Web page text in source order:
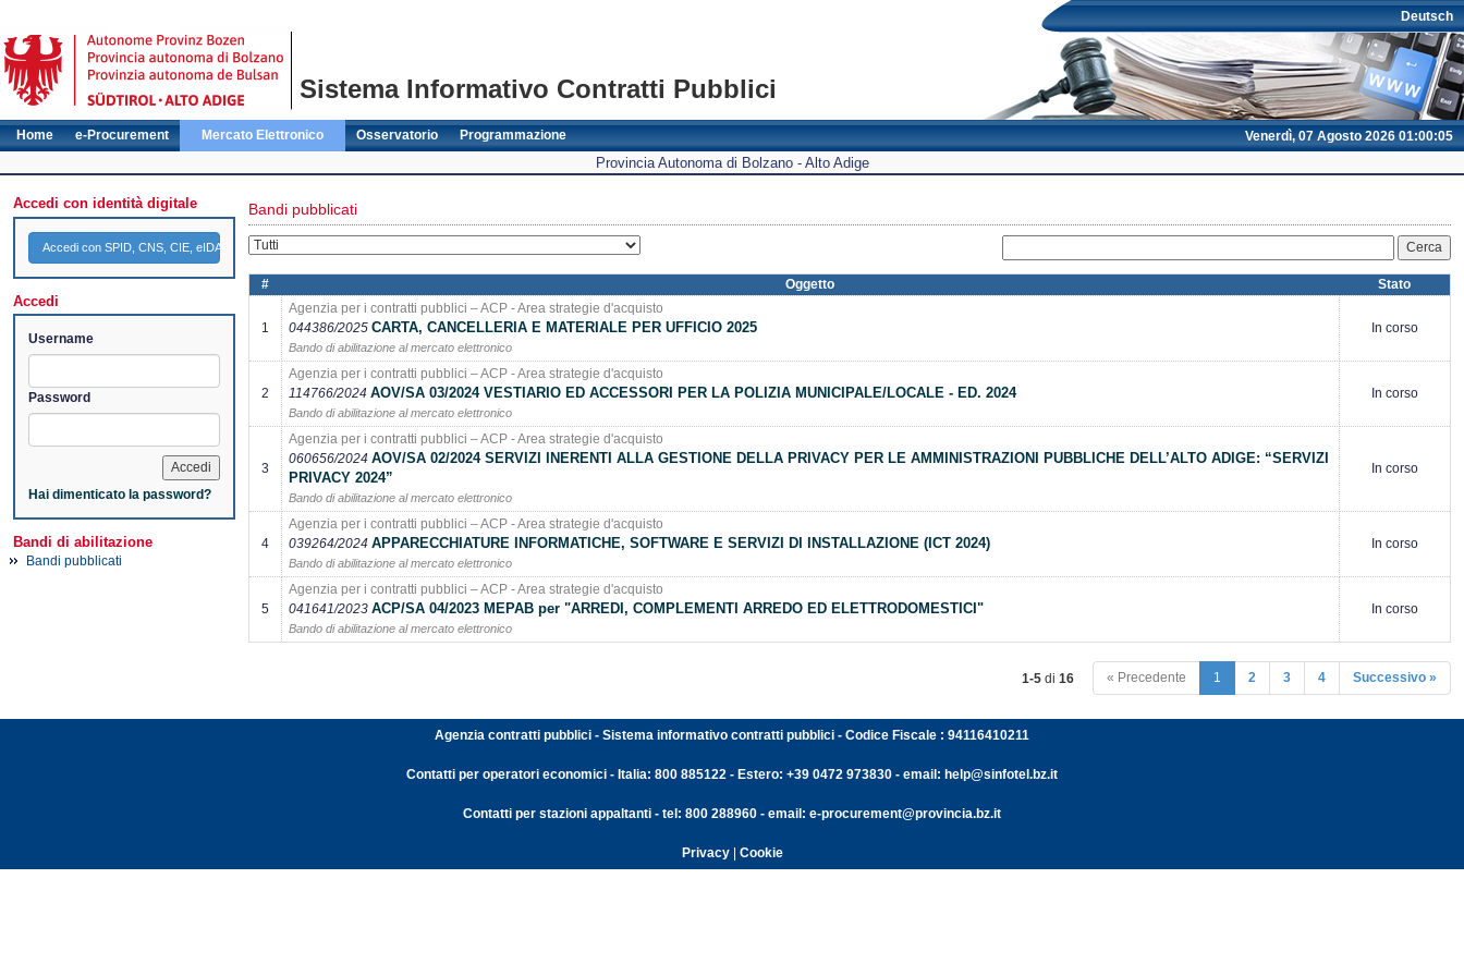
Sistema Informativo Contratti Pubblici
Deutsch
Venerdì, 07 Agosto 2026 01:00:05
Home e-Procurement Mercato Elettronico Osservatorio Programmazione
Provincia Autonoma di Bolzano - Alto Adige
Accedi con identità digitale
Accedi con SPID, CNS, CIE, eIDAS
Accedi
Username
Password
Hai dimenticato la password?
Bandi di abilitazione
Bandi pubblicati
Bandi pubblicati
# Oggetto Stato
1
Agenzia per i contratti pubblici – ACP - Area strategie d'acquisto
044386/2025 CARTA, CANCELLERIA E MATERIALE PER UFFICIO 2025
Bando di abilitazione al mercato elettronico
In corso
2
Agenzia per i contratti pubblici – ACP - Area strategie d'acquisto
114766/2024 AOV/SA 03/2024 VESTIARIO ED ACCESSORI PER LA POLIZIA MUNICIPALE/LOCALE - ED. 2024
Bando di abilitazione al mercato elettronico
In corso
3
Agenzia per i contratti pubblici – ACP - Area strategie d'acquisto
060656/2024 AOV/SA 02/2024 SERVIZI INERENTI ALLA GESTIONE DELLA PRIVACY PER LE AMMINISTRAZIONI PUBBLICHE DELL’ALTO ADIGE: “SERVIZI
PRIVACY 2024”
Bando di abilitazione al mercato elettronico
In corso
4
Agenzia per i contratti pubblici – ACP - Area strategie d'acquisto
039264/2024 APPARECCHIATURE INFORMATICHE, SOFTWARE E SERVIZI DI INSTALLAZIONE (ICT 2024)
Bando di abilitazione al mercato elettronico
In corso
5
Agenzia per i contratti pubblici – ACP - Area strategie d'acquisto
041641/2023 ACP/SA 04/2023 MEPAB per "ARREDI, COMPLEMENTI ARREDO ED ELETTRODOMESTICI"
Bando di abilitazione al mercato elettronico
In corso
1-5 di 16 « Precedente 1 2 3 4 Successivo »
Agenzia contratti pubblici - Sistema informativo contratti pubblici - Codice Fiscale : 94116410211
Contatti per operatori economici - Italia: 800 885122 - Estero: +39 0472 973830 - email: help@sinfotel.bz.it
Contatti per stazioni appaltanti - tel: 800 288960 - email: e-procurement@provincia.bz.it
Privacy| Cookie